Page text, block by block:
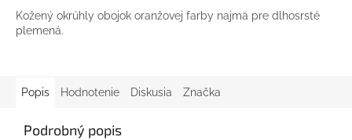
Kožený okrúhly obojok oranžovej farby najmä pre dlhosrsté
plemená.
Popis Hodnotenie Diskusia Značka
Podrobný popis